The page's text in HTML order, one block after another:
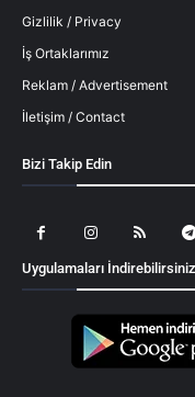
Gizlilik / Privacy
İş Ortaklarımız
Reklam / Advertisement
İletişim / Contact
Bizi Takip Edin
Uygulamaları İndirebilirsiniz